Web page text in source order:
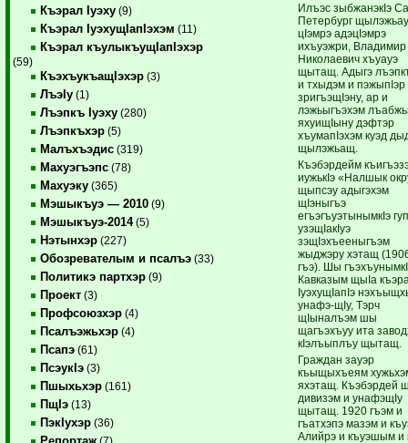
Къэрал Iуэху (9)
Къэрал IуэхущIапIэхэм (11)
Къэрал къулыкъущIапIэхэр
(59)
КъэхъукъащIэхэр (3)
ЛъэIу (1)
Лъэпкъ Iуэху (280)
Лъэпкъхэр (5)
Малъхъэдис (319)
Махуэгъэпс (78)
Махуэку (365)
Мэшыкъуэ — 2010 (9)
Мэшыкъуэ-2014(5)
Нэтынхэр (227)
Обозревателым и псалъэ (33)
Политикэ партхэр (9)
Проект (3)
Профсоюзхэр (4)
Псалъэжьхэр (4)
Псапэ (61)
ПсэукIэ (3)
Пшыхьхэр (161)
ПщIэ (13)
ПэкIухэр (36)
(7)
Илъэс зыбжанэкIэ
Петербург
цIэмрэ адэцIэмрэ
ихъуэжри, Владимир
Николаевич хъуауэ
щытащ. Адыгэ
и тхыдэм и пэжыпIэр
зригъэщIэну, ар и
лэжьыгъэхэм
яхуищIыну дэфтэр
хъумапIэхэм куэд
щылэжьащ.
Къэбэрдейм
иужькIэ «Налшык
щыпсэу адыгэхэм
щIэныгъэ
егъэгъуэтынымкIэ
узэщIакIуэ
зэщIэхъееныгъэм
жыджэру хэтащ
гъэ). Шы
Кавказым щыIа
IуэхущIапIэ
унафэ-щIу, Тэрч
щIыналъэм шы
щагъэхъуу ита
кIэлъыплъу щытащ.
Граждан зауэр
къыщыхъеям
яхэтащ. Къэбэрдей
дивизэм и унафэщIу
щытащ. 1920 гъэм и
гъатхэпэ мазэм и
Алийрэ и къуэшым и